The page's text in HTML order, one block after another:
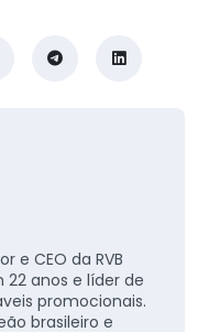
e CEO da RVB
22 anos e líder de
promocionais.
brasileiro e